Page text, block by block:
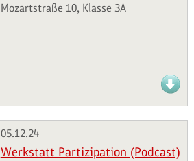
Mozartstraße 10, Klasse 3A
05.12.24
Werkstatt Partizipation (Podcast)